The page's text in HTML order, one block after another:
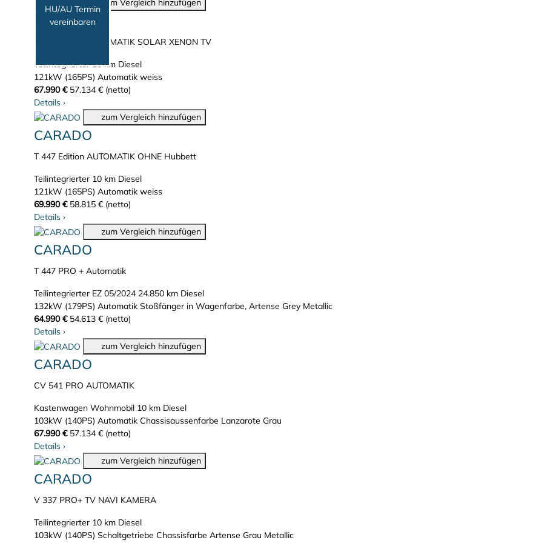
HU/AU Termin
vereinbaren
zum Vergleich hinzufügen
CARADO
T 338 Edition AUTOMATIK SOLAR XENON TV
Teilintegrierter 10 km Diesel
121kW (165PS) Automatik weiss
67.990 € 57.134 € (netto)
Details ›
zum Vergleich hinzufügen
CARADO
T 447 Edition AUTOMATIK OHNE Hubbett
Teilintegrierter 10 km Diesel
121kW (165PS) Automatik weiss
69.990 € 58.815 € (netto)
Details ›
zum Vergleich hinzufügen
CARADO
T 447 PRO + Automatik
Teilintegrierter EZ 05/2024 24.850 km Diesel
132kW (179PS) Automatik Stoßfänger in Wagenfarbe, Artense Grey Metallic
64.990 € 54.613 € (netto)
Details ›
zum Vergleich hinzufügen
CARADO
CV 541 PRO AUTOMATIK
Kastenwagen Wohnmobil 10 km Diesel
103kW (140PS) Automatik Chassisaussenfarbe Lanzarote Grau
67.990 € 57.134 € (netto)
Details ›
zum Vergleich hinzufügen
CARADO
V 337 PRO+ TV NAVI KAMERA
Teilintegrierter 10 km Diesel
103kW (140PS) Schaltgetriebe Chassisfarbe Artense Grau Metallic